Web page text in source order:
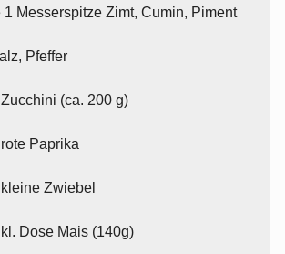
1 Messerspitze Zimt, Cumin, Piment
Pfeffer
(ca. 200 g)
Paprika
Zwiebel
Dose Mais (140g)